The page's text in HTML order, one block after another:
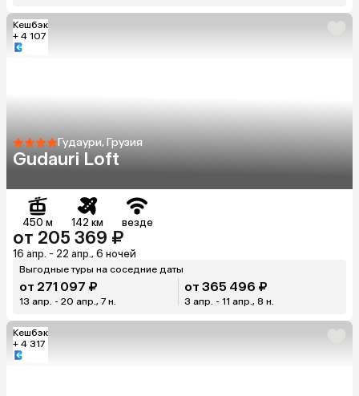
Кешбэк
+ 4 107
Гудаури, Грузия
Gudauri Loft
450 м 142 км везде
от 205 369 ₽
16 апр. - 22 апр., 6 ночей
Выгодные туры на соседние даты
от 271 097 ₽
13 апр. - 20 апр., 7 н.
от 365 496 ₽
3 апр. - 11 апр., 8 н.
Кешбэк
+ 4 317